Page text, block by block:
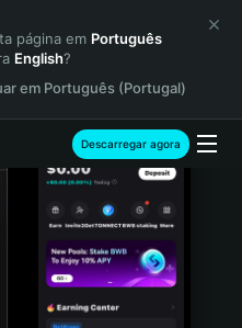
página em Português
English?
em Português (Portugal)
Descarregar agora